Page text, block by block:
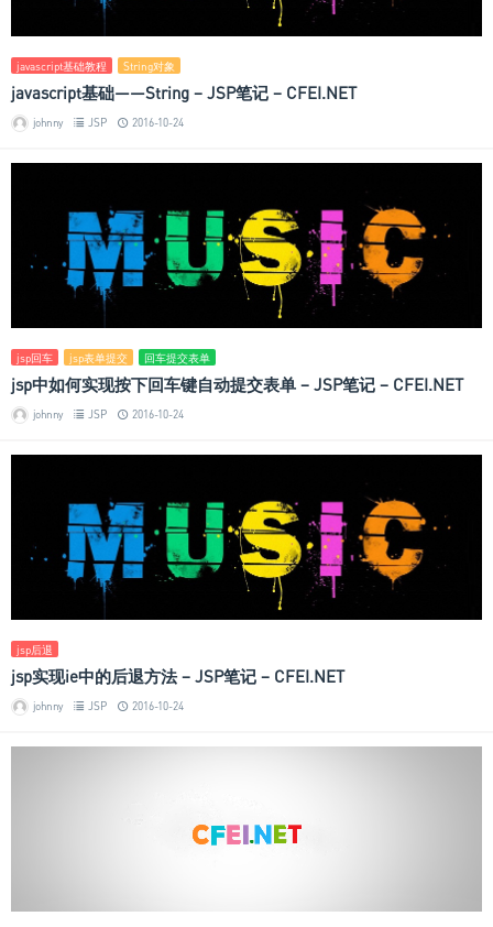
javascript基础教程 String对象
javascript基础——String – JSP笔记 – CFEI.NET
johnny JSP 2016-10-24
jsp回车 jsp表单提交 回车提交表单
jsp中如何实现按下回车键自动提交表单 – JSP笔记 – CFEI.NET
johnny JSP 2016-10-24
jsp后退
jsp实现ie中的后退方法 – JSP笔记 – CFEI.NET
johnny JSP 2016-10-24